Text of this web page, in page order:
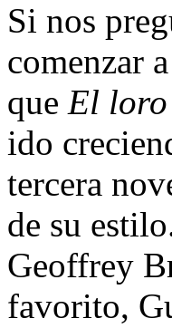
Si nos
comenzar
que El
ido
tercera
de su
Geoffrey
favorito,